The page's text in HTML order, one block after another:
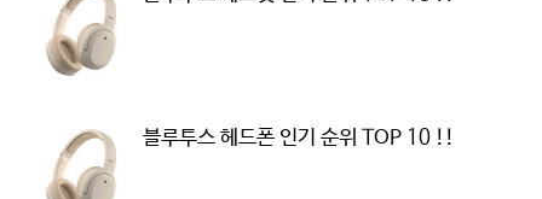
블루투스 헤드폰 인기 순위 TOP 10 !!